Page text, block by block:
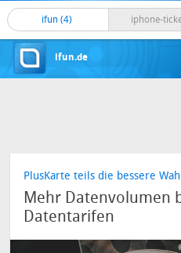
ifun (4) iphone-
ifun.de
PlusKarte teils die bessere
Mehr Datenvolumen
Datentarifen